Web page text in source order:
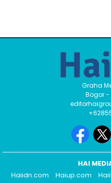
Graha
Bogor -
HAI
Haiidn.com
Haiup.com